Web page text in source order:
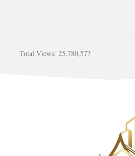
Total Views: 25,780,577